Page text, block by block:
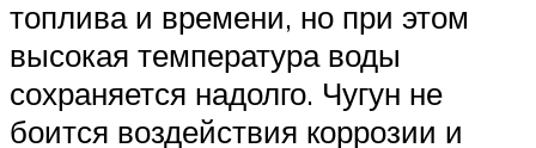
топлива и времени, но при этом
высокая температура воды
сохраняется надолго. Чугун не
боится воздействия коррозии и